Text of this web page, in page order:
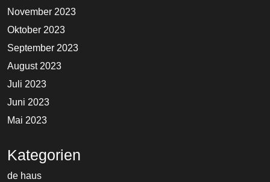
November 2023
Oktober 2023
September 2023
August 2023
Juli 2023
Juni 2023
Mai 2023
Kategorien
de haus